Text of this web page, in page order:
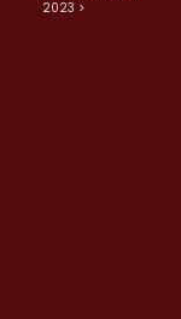
2023 >